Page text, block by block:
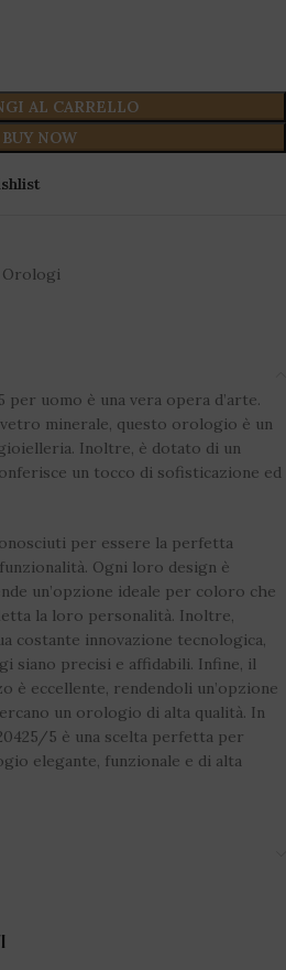
AL CARRELLO
BUY NOW
Orologi
uomo è una vera opera d’arte.
vetro minerale, questo orologio è un
Inoltre, è dotato di un
un tocco di sofisticazione ed
per essere la perfetta
Ogni loro design è
un’opzione ideale per coloro che
la loro personalità. Inoltre,
costante innovazione tecnologica,
siano precisi e affidabili. Infine, il
eccellente, rendendoli un’opzione
un orologio di alta qualità. In
5 è una scelta perfetta per
elegante, funzionale e di alta